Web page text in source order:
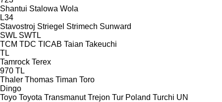
Shantui Stalowa Wola
L34
Stavostroj Striegel Strimech Sunward
SWL SWTL
TCM TDC TICAB Taian Takeuchi
TL
Tamrock Terex
970 TL
Thaler Thomas Timan Toro
Dingo
Toyo Toyota Transmanut Trejon Tur Poland Turchi UN